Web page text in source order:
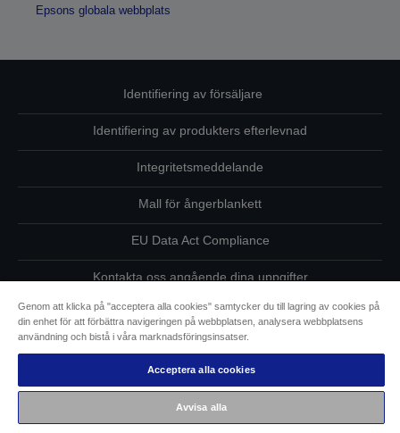
Epsons globala webbplats
Identifiering av försäljare
Identifiering av produkters efterlevnad
Integritetsmeddelande
Mall för ångerblankett
EU Data Act Compliance
Kontakta oss angående dina uppgifter
Information om cookies
Copyright © 2026 Seiko Epson
Genom att klicka på "acceptera alla cookies" samtycker du till lagring av cookies på
din enhet för att förbättra navigeringen på webbplatsen, analysera webbplatsens
användning och bistå i våra marknadsföringsinsatser.
Acceptera alla cookies
Avvisa alla